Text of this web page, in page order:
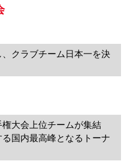
クラブチーム日本一を決
大会上位チームが集結
国内最高峰となるトーナ